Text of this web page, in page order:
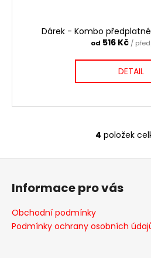
Dárek - Kombo předplatné
od 516 Kč /
DETAIL
O
c
í
4 položek
Z
Informace pro vás
Obchodní podmínky
Podmínky ochrany osobních